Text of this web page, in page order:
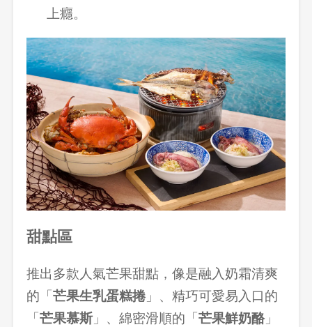
上癮。
甜點區
推出多款人氣芒果甜點，像是融入奶霜清爽
的「芒果生乳蛋糕捲」、精巧可愛易入口的
「芒果慕斯」、綿密滑順的「芒果鮮奶酪」